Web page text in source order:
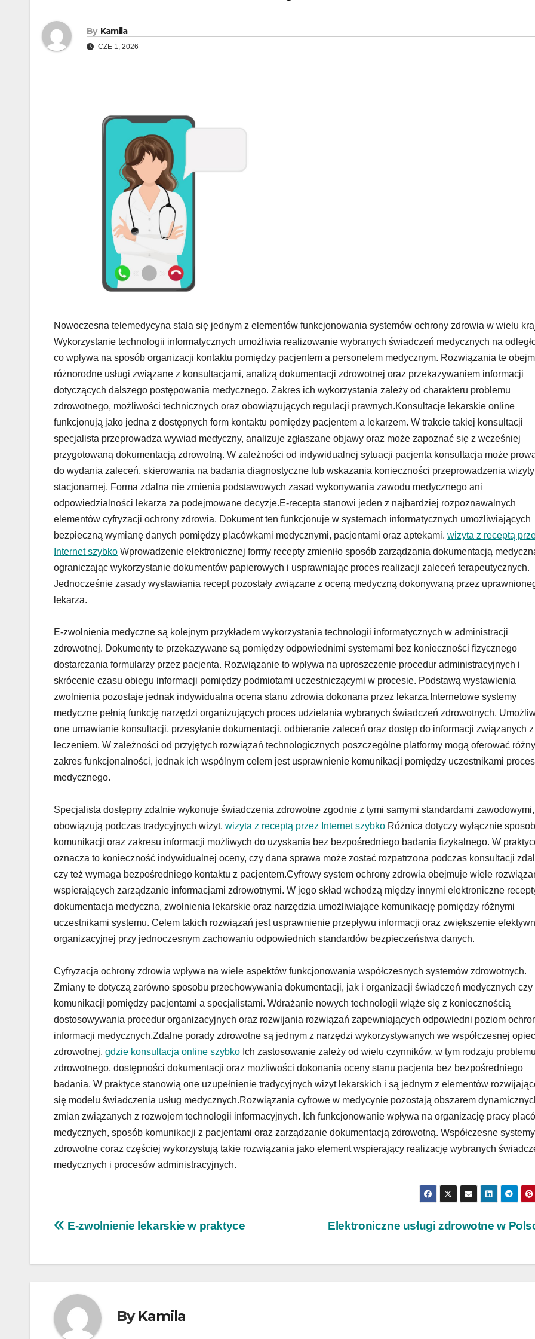
By Kamila
CZE 1, 2026
Nowoczesna telemedycyna stała się jednym z elementów funkcjonowania systemów ochrony zdrowia w wielu
Wykorzystanie technologii informatycznych umożliwia realizowanie wybranych świadczeń medycznych na
co wpływa na sposób organizacji kontaktu pomiędzy pacjentem a personelem medycznym. Rozwiązania te
różnorodne usługi związane z konsultacjami, analizą dokumentacji zdrowotnej oraz przekazywaniem informacji
dotyczących dalszego postępowania medycznego. Zakres ich wykorzystania zależy od charakteru problemu
zdrowotnego, możliwości technicznych oraz obowiązujących regulacji prawnych.Konsultacje lekarskie online
funkcjonują jako jedna z dostępnych form kontaktu pomiędzy pacjentem a lekarzem. W trakcie takiej konsultacji
specjalista przeprowadza wywiad medyczny, analizuje zgłaszane objawy oraz może zapoznać się z wcześniej
przygotowaną dokumentacją zdrowotną. W zależności od indywidualnej sytuacji pacjenta konsultacja może
do wydania zaleceń, skierowania na badania diagnostyczne lub wskazania konieczności przeprowadzenia wizyty
stacjonarnej. Forma zdalna nie zmienia podstawowych zasad wykonywania zawodu medycznego ani
odpowiedzialności lekarza za podejmowane decyzje.E-recepta stanowi jeden z najbardziej rozpoznawalnych
elementów cyfryzacji ochrony zdrowia. Dokument ten funkcjonuje w systemach informatycznych umożliwiających
bezpieczną wymianę danych pomiędzy placówkami medycznymi, pacjentami oraz aptekami. wizyta z receptą
Internet szybko Wprowadzenie elektronicznej formy recepty zmieniło sposób zarządzania dokumentacją
ograniczając wykorzystanie dokumentów papierowych i usprawniając proces realizacji zaleceń terapeutycznych.
Jednocześnie zasady wystawiania recept pozostały związane z oceną medyczną dokonywaną przez
lekarza.
E-zwolnienia medyczne są kolejnym przykładem wykorzystania technologii informatycznych w administracji
zdrowotnej. Dokumenty te przekazywane są pomiędzy odpowiednimi systemami bez konieczności fizycznego
dostarczania formularzy przez pacjenta. Rozwiązanie to wpływa na uproszczenie procedur administracyjnych i
skrócenie czasu obiegu informacji pomiędzy podmiotami uczestniczącymi w procesie. Podstawą wystawienia
zwolnienia pozostaje jednak indywidualna ocena stanu zdrowia dokonana przez lekarza.Internetowe systemy
medyczne pełnią funkcję narzędzi organizujących proces udzielania wybranych świadczeń zdrowotnych.
one umawianie konsultacji, przesyłanie dokumentacji, odbieranie zaleceń oraz dostęp do informacji związanych z
leczeniem. W zależności od przyjętych rozwiązań technologicznych poszczególne platformy mogą oferować różny
zakres funkcjonalności, jednak ich wspólnym celem jest usprawnienie komunikacji pomiędzy uczestnikami
medycznego.
Specjalista dostępny zdalnie wykonuje świadczenia zdrowotne zgodnie z tymi samymi standardami
obowiązują podczas tradycyjnych wizyt. wizyta z receptą przez Internet szybko Różnica dotyczy wyłącznie
komunikacji oraz zakresu informacji możliwych do uzyskania bez bezpośredniego badania fizykalnego. W
oznacza to konieczność indywidualnej oceny, czy dana sprawa może zostać rozpatrzona podczas konsultacji
czy też wymaga bezpośredniego kontaktu z pacjentem.Cyfrowy system ochrony zdrowia obejmuje wiele
wspierających zarządzanie informacjami zdrowotnymi. W jego skład wchodzą między innymi elektroniczne
dokumentacja medyczna, zwolnienia lekarskie oraz narzędzia umożliwiające komunikację pomiędzy różnymi
uczestnikami systemu. Celem takich rozwiązań jest usprawnienie przepływu informacji oraz zwiększenie
organizacyjnej przy jednoczesnym zachowaniu odpowiednich standardów bezpieczeństwa danych.
Cyfryzacja ochrony zdrowia wpływa na wiele aspektów funkcjonowania współczesnych systemów zdrowotnych.
Zmiany te dotyczą zarówno sposobu przechowywania dokumentacji, jak i organizacji świadczeń medycznych czy
komunikacji pomiędzy pacjentami a specjalistami. Wdrażanie nowych technologii wiąże się z koniecznością
dostosowywania procedur organizacyjnych oraz rozwijania rozwiązań zapewniających odpowiedni poziom
informacji medycznych.Zdalne porady zdrowotne są jednym z narzędzi wykorzystywanych we współczesnej
zdrowotnej. gdzie konsultacja online szybko Ich zastosowanie zależy od wielu czynników, w tym rodzaju problemu
zdrowotnego, dostępności dokumentacji oraz możliwości dokonania oceny stanu pacjenta bez bezpośredniego
badania. W praktyce stanowią one uzupełnienie tradycyjnych wizyt lekarskich i są jednym z elementów
się modelu świadczenia usług medycznych.Rozwiązania cyfrowe w medycynie pozostają obszarem
zmian związanych z rozwojem technologii informacyjnych. Ich funkcjonowanie wpływa na organizację pracy
medycznych, sposób komunikacji z pacjentami oraz zarządzanie dokumentacją zdrowotną. Współczesne systemy
zdrowotne coraz częściej wykorzystują takie rozwiązania jako element wspierający realizację wybranych
medycznych i procesów administracyjnych.
Nawigacja
Elektroniczne usługi zdrowotne w
E-zwolnienie lekarskie w praktyce
ByKamila